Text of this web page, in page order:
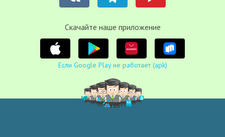
Cкачайте наше приложение
Если Google Play не работает (apk)